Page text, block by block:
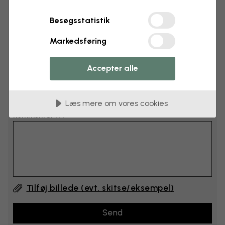
Læg 6–10 cm til både bredden og højden
Tilføj kommentarer
Kommentar #1
Tilføj billede (evt. skitse/eksempel)
Besøgsstatistik
Markedsføring
Accepter alle
Læs mere om vores cookies